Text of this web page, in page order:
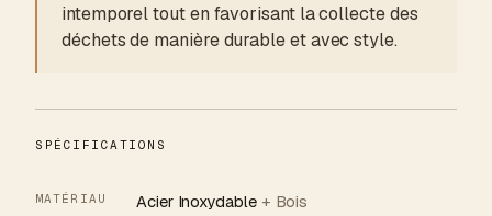
intemporel tout en favorisant la collecte des
déchets de manière durable et avec style.
SPÉCIFICATIONS
MATÉRIAU Acier Inoxydable + Bois